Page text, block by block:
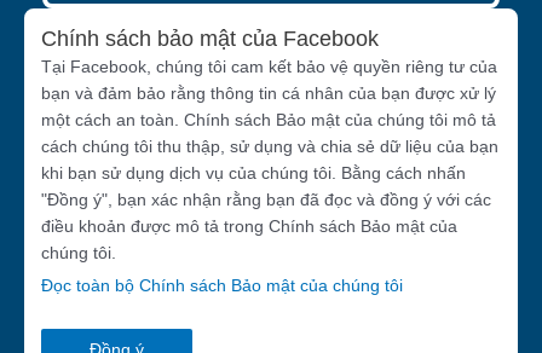
Chính sách bảo mật của Facebook
Tại Facebook, chúng tôi cam kết bảo vệ quyền riêng tư của
bạn và đảm bảo rằng thông tin cá nhân của bạn được xử lý
một cách an toàn. Chính sách Bảo mật của chúng tôi mô tả
cách chúng tôi thu thập, sử dụng và chia sẻ dữ liệu của bạn
khi bạn sử dụng dịch vụ của chúng tôi. Bằng cách nhấn
"Đồng ý", bạn xác nhận rằng bạn đã đọc và đồng ý với các
điều khoản được mô tả trong Chính sách Bảo mật của
chúng tôi.
Đọc toàn bộ Chính sách Bảo mật của chúng tôi
Đồng ý